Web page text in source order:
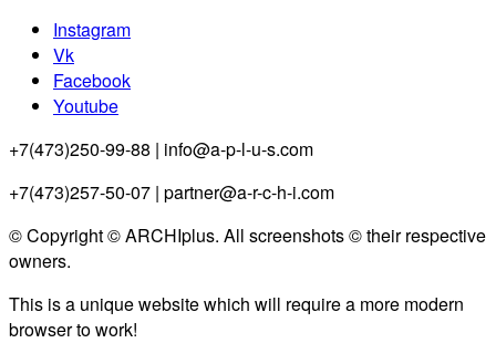
Instagram
Vk
Facebook
Youtube
+7(473)250-99-88 | info@a-p-l-u-s.com
+7(473)257-50-07 | partner@a-r-c-h-i.com
© Copyright © ARCHIplus. All screenshots © their respective
owners.
This is a unique website which will require a more modern
browser to work!